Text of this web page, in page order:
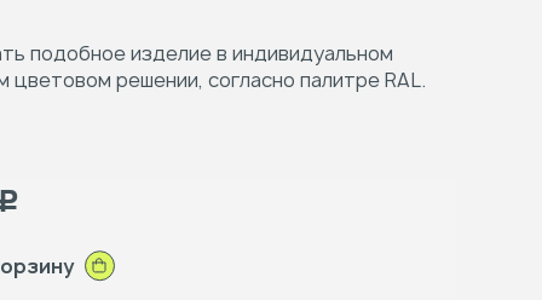
подобное изделие в индивидуальном
решении, согласно палитре RAL.